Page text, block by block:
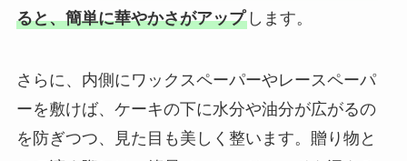
ると、簡単に華やかさがアップします。
さらに、内側にワックスペーパーやレースペーパ
ーを敷けば、ケーキの下に水分や油分が広がるの
を防ぎつつ、見た目も美しく整います。贈り物と